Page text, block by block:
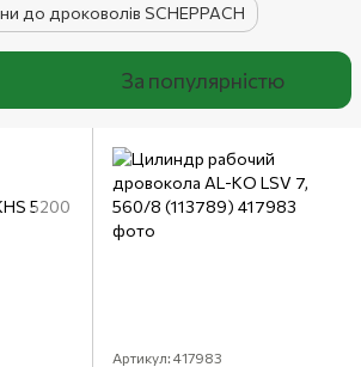
до дроковолів SCHEPPACH
За популярністю
Артикул: 417983